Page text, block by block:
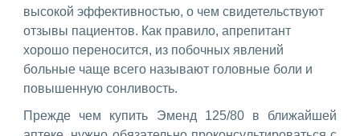
высокой эффективностью, о чем свидетельствуют
отзывы пациентов. Как правило, апрепитант
хорошо переносится, из побочных явлений
больные чаще всего называют головные боли и
повышенную сонливость.
Прежде чем купить Эменд 125/80 в ближайшей